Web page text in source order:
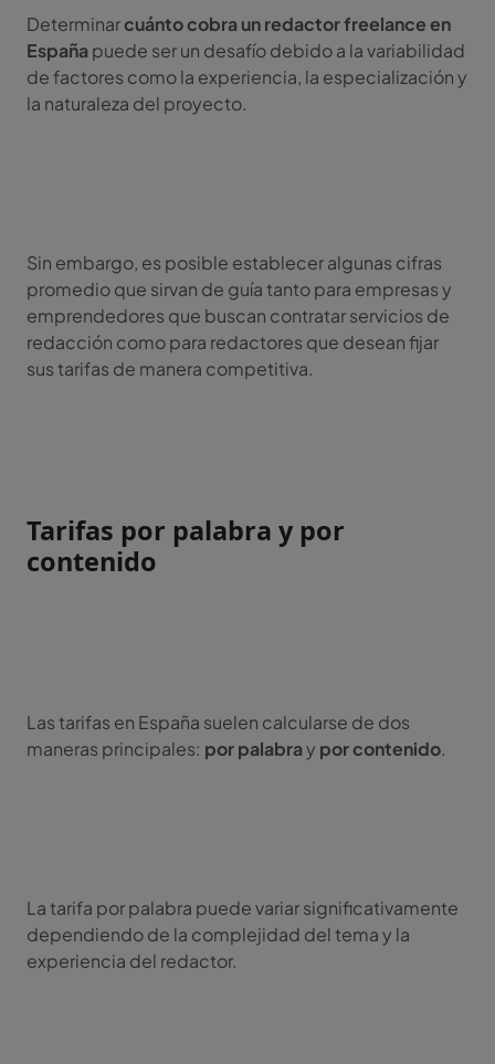
Determinarcuánto cobra un redactor freelance en
Españapuede ser un desafío debido a la variabilidad
de factores como la experiencia, la especialización y
la naturaleza del proyecto.
Sin embargo, es posible establecer algunas cifras
promedio que sirvan de guía tanto para empresas y
emprendedores que buscan contratar servicios de
redacción como para redactores que desean fijar
sus tarifas de manera competitiva.
Tarifas por palabra y por
contenido
Las tarifas en España suelen calcularse de dos
maneras principales: por palabray por contenido.
La tarifa por palabra puede variar significativamente
dependiendo de la complejidad del tema y la
experiencia del redactor.